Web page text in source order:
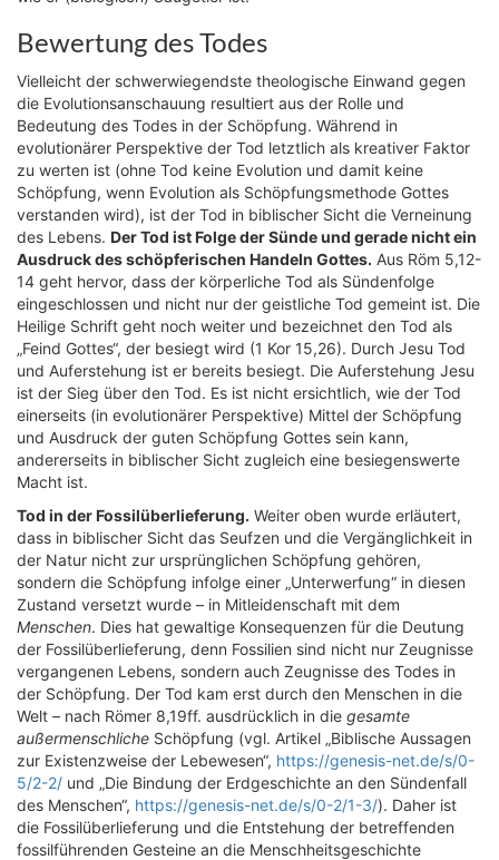
Bewertung des Todes
Vielleicht der schwerwiegendste theologische Einwand gegen
die Evolutionsanschauung resultiert aus der Rolle und
Bedeutung des Todes in der Schöpfung. Während in
evolutionärer Perspektive der Tod letztlich als kreativer Faktor
zu werten ist (ohne Tod keine Evolution und damit keine
Schöpfung, wenn Evolution als Schöpfungsmethode Gottes
verstanden wird), ist der Tod in biblischer Sicht die Verneinung
des Lebens. Der Tod ist Folge der Sünde und gerade nicht ein
Ausdruck des schöpferischen Handeln Gottes. Aus Röm 5,12-
14 geht hervor, dass der körperliche Tod als Sündenfolge
eingeschlossen und nicht nur der geistliche Tod gemeint ist. Die
Heilige Schrift geht noch weiter und bezeichnet den Tod als
„Feind Gottes“, der besiegt wird (1 Kor 15,26). Durch Jesu Tod
und Auferstehung ist er bereits besiegt. Die Auferstehung Jesu
ist der Sieg über den Tod. Es ist nicht ersichtlich, wie der Tod
einerseits (in evolutionärer Perspektive) Mittel der Schöpfung
und Ausdruck der guten Schöpfung Gottes sein kann,
andererseits in biblischer Sicht zugleich eine besiegenswerte
Macht ist.
Tod in der Fossilüberlieferung. Weiter oben wurde erläutert,
dass in biblischer Sicht das Seufzen und die Vergänglichkeit in
der Natur nicht zur ursprünglichen Schöpfung gehören,
sondern die Schöpfung infolge einer „Unterwerfung“ in diesen
Zustand versetzt wurde – in Mitleidenschaft mit dem
Menschen. Dies hat gewaltige Konsequenzen für die Deutung
der Fossilüberlieferung, denn Fossilien sind nicht nur Zeugnisse
vergangenen Lebens, sondern auch Zeugnisse des Todes in
der Schöpfung. Der Tod kam erst durch den Menschen in die
Welt – nach Römer 8,19ff. ausdrücklich in die gesamte
außermenschliche Schöpfung (vgl. Artikel „Biblische Aussagen
zur Existenzweise der Lebewesen“, https://genesis-net.de/s/0-
5/2-2/ und „Die Bindung der Erdgeschichte an den Sündenfall
des Menschen“, https://genesis-net.de/s/0-2/1-3/). Daher ist
die Fossilüberlieferung und die Entstehung der betreffenden
fossilführenden Gesteine an die Menschheitsgeschichte